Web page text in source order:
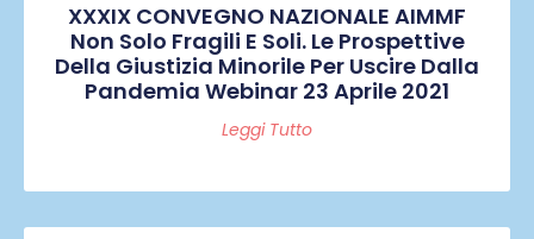
XXXIX CONVEGNO NAZIONALE AIMMF
Non Solo Fragili E Soli. Le Prospettive
Della Giustizia Minorile Per Uscire Dalla
Pandemia Webinar 23 Aprile 2021
Leggi Tutto